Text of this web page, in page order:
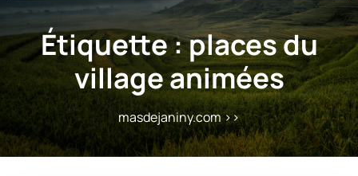
Étiquette :places du
village animées
masdejaniny.com>>